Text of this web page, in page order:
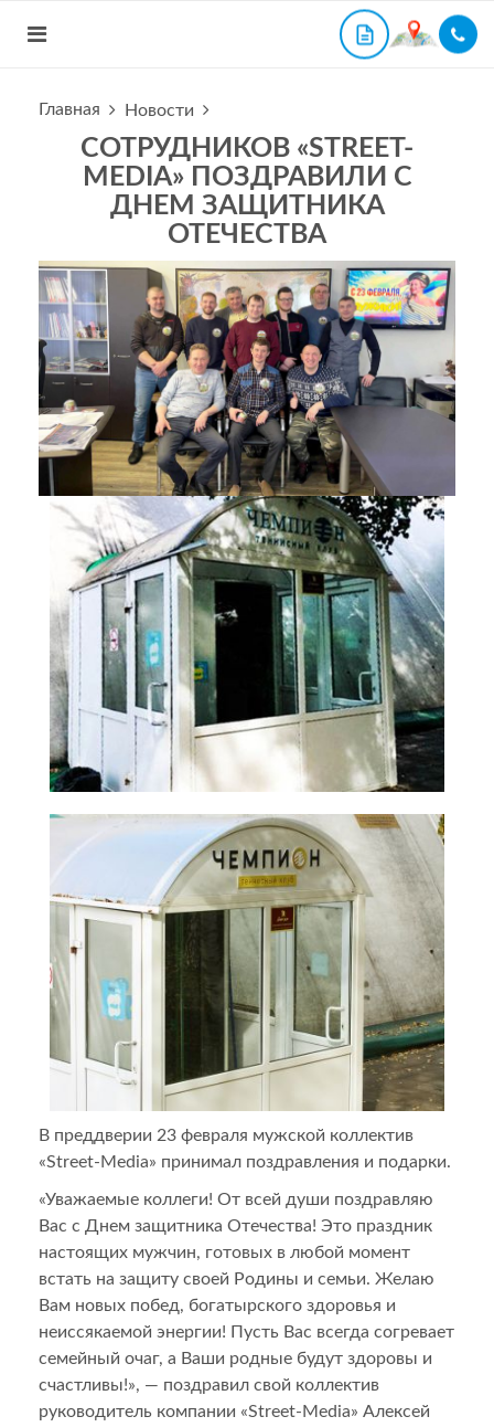
Главная Новости
СОТРУДНИКОВ «STREET-
MEDIA» ПОЗДРАВИЛИ С
ДНЕМ ЗАЩИТНИКА
ОТЕЧЕСТВА
В преддверии 23 февраля мужской коллектив
«Street-Media» принимал поздравления и подарки.
«Уважаемые коллеги! От всей души поздравляю
Вас с Днем защитника Отечества! Это праздник
настоящих мужчин, готовых в любой момент
встать на защиту своей Родины и семьи. Желаю
Вам новых побед, богатырского здоровья и
неиссякаемой энергии! Пусть Вас всегда согревает
семейный очаг, а Ваши родные будут здоровы и
счастливы!», — поздравил свой коллектив
руководитель компании «Street-Media» Алексей